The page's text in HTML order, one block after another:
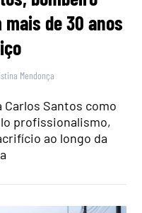
de 30 anos
Mendonça
Carlos Santos como
profissionalismo,
ao longo da